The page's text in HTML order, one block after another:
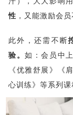
性 ，又能激励会
此外，还需不断
验。如：会员中
《优雅舒展》《
心训练》等系列课